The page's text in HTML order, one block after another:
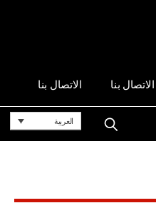
الاتصال بنا الاتصال بنا
العربية